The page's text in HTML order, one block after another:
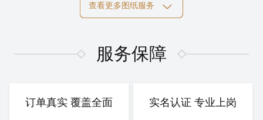
图、 电气施工图等
可选服务：设计院盖章
电气施工图
图、 电气施工图等
可选服务：设计院盖章
查看更多图纸服务
服务保障
订单真实 覆盖全面 实名认证 专业上岗